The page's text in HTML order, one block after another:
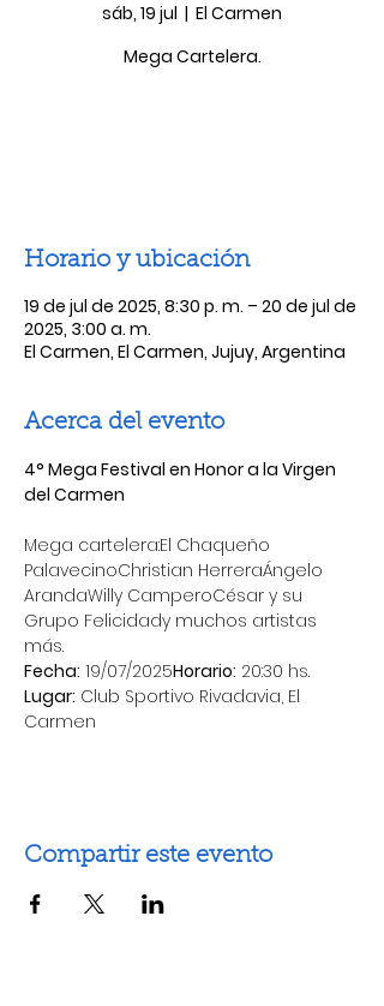
sáb, 19 jul
  |
El Carmen
Mega Cartelera.
Horario y ubicación
19 de jul de 2025, 8:30 p. m. – 20 de jul de
2025, 3:00 a. m.
El Carmen, El Carmen, Jujuy, Argentina
Acerca del evento
4° Mega Festival en Honor a la Virgen
del Carmen
Mega cartelera:El Chaqueño
PalavecinoChristian HerreraÁngelo
ArandaWilly CamperoCésar y su
Grupo Felicidady muchos artistas
más.
Fecha: 19/07/2025Horario: 20:30 hs.
Lugar: Club Sportivo Rivadavia, El
Carmen
Compartir este evento